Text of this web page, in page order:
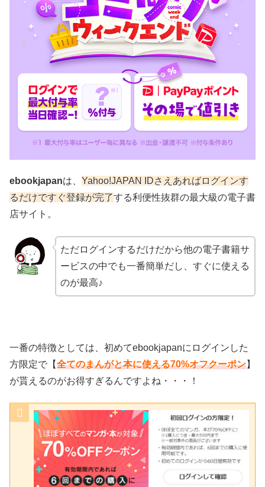
ebookjapanは、 Yahoo!JAPAN IDさえあればログインす
るだけですぐ登録が完了する利便性抜群の最大級の電子書
店サイト。
ただログインするだけだから他の電子書籍サ
ービスの中でも一番簡単だし、すぐに使える
のが最高♪
一番の特徴としては、初めてebookjapanにログインした
方限定で【全てのまんがと本に使える70%オフクーポン】
が貰えるのがお得すぎるんですよね・・・！